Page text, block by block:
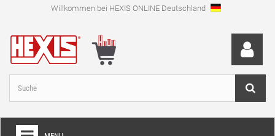
Willkommen bei HEXIS ONLINE Deutschland